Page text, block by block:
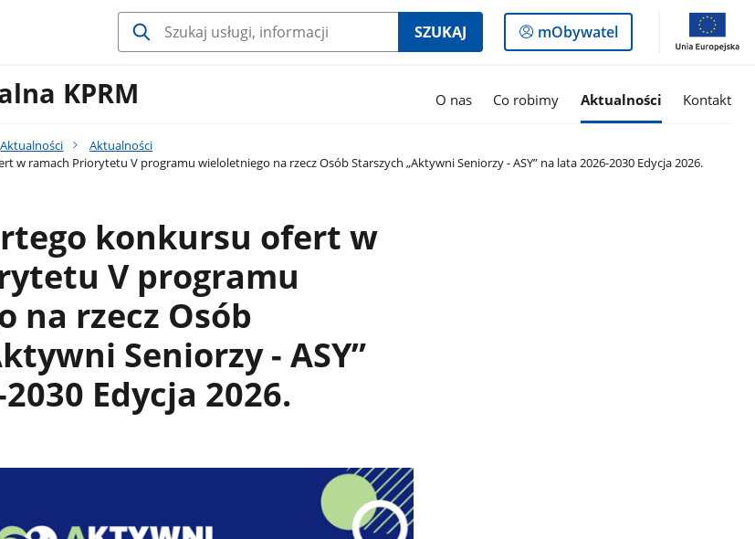
SZUKAJ
Logowanie
do
mObywatel
KPRM O nas Co robimy Aktualności Kontakt
Aktualności
Aktualności
w ramach Priorytetu V programu wieloletniego na rzecz Osób Starszych „Aktywni Seniorzy - ASY” na lata 2026-2030 Edycja 2026.
konkursu ofert w
V programu
na rzecz Osób
Seniorzy - ASY”
Edycja 2026.